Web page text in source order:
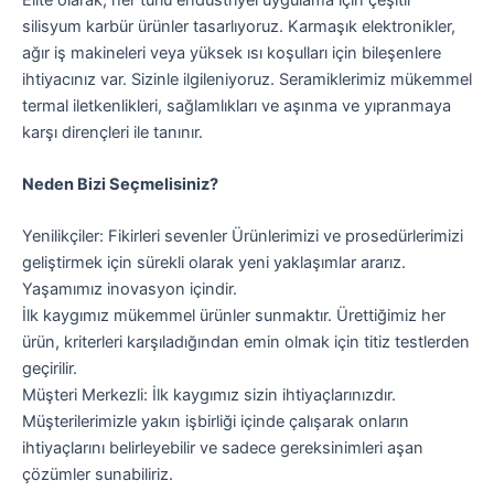
silisyum karbür ürünler tasarlıyoruz. Karmaşık elektronikler,
ağır iş makineleri veya yüksek ısı koşulları için bileşenlere
ihtiyacınız var. Sizinle ilgileniyoruz. Seramiklerimiz mükemmel
termal iletkenlikleri, sağlamlıkları ve aşınma ve yıpranmaya
karşı dirençleri ile tanınır.
Neden Bizi Seçmelisiniz?
Yenilikçiler: Fikirleri sevenler Ürünlerimizi ve prosedürlerimizi
geliştirmek için sürekli olarak yeni yaklaşımlar ararız.
Yaşamımız inovasyon içindir.
İlk kaygımız mükemmel ürünler sunmaktır. Ürettiğimiz her
ürün, kriterleri karşıladığından emin olmak için titiz testlerden
geçirilir.
Müşteri Merkezli: İlk kaygımız sizin ihtiyaçlarınızdır.
Müşterilerimizle yakın işbirliği içinde çalışarak onların
ihtiyaçlarını belirleyebilir ve sadece gereksinimleri aşan
çözümler sunabiliriz.